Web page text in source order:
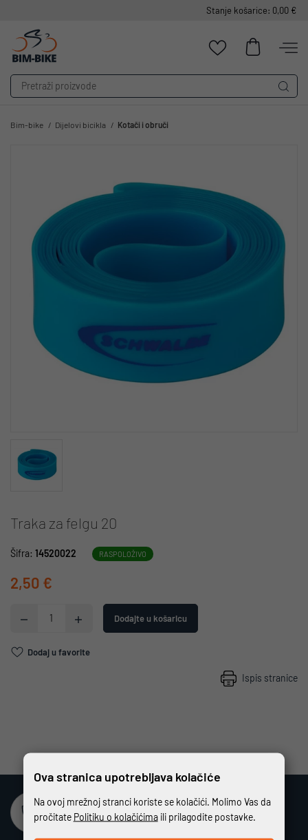
Stanje košarice: 0,00 €
Bim-bike Dijelovi bicikla Kotači i obruči
Traka za felgu 20
Šifra: 14520022 RASPOLOŽIVO
2,50 €
Dodajte u košaricu
Dodaj u favorite
Ispis stranice
Sigurna online kupovina
Potpuno zaštićeno i sigurno plaćanje
Ova stranica upotrebljava kolačiće
Na ovoj mrežnoj stranci koriste se kolačići. Molimo Vas da
pročitate Politiku o kolačićimaili prilagodite postavke.